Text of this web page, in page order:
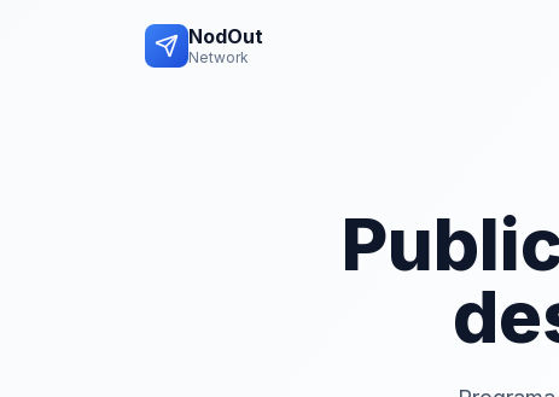
NodOut
Network